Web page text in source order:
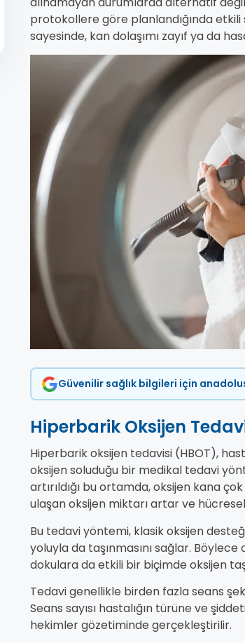
protokollere göre planlandığında etkili
sayesinde, kan dolaşımı zayıf ya da
Güvenilir sağlık bilgileri için
Hiperbarik Oksijen
Hiperbarik oksijen tedavisi (HBOT),
oksijen soluduğu bir medikal tedavi
artırıldığı bu ortamda, oksijen kana
ulaşan oksijen miktarı artar ve
Bu tedavi yöntemi, klasik oksijen
yoluyla da taşınmasını sağlar. Böylece
dokulara da etkili bir biçimde oksijen
Tedavi genellikle birden fazla seans
Seans sayısı hastalığın türüne ve
hekimler gözetiminde gerçekleştirilir.